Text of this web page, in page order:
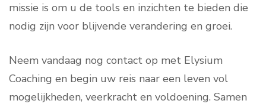
missie is om u de tools en inzichten te bieden die
nodig zijn voor blijvende verandering en groei.
Neem vandaag nog contact op met Elysium
Coaching en begin uw reis naar een leven vol
mogelijkheden, veerkracht en voldoening. Samen